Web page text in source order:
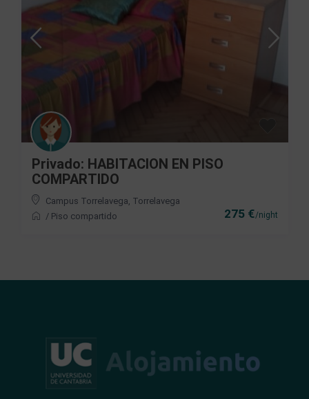
275 €/night
Privado: HABITACION EN PISO
COMPARTIDO
Campus Torrelavega Torrelavega
/ Piso compartido